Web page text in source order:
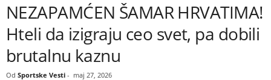
NEZAPAMĆEN ŠAMAR HRVATIMA!
Hteli da izigraju ceo svet, pa dobili
brutalnu kaznu
Od Sportske Vesti - maj 27, 2026